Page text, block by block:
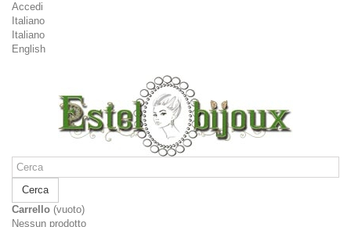
Accedi
Italiano
Italiano
English
Cerca
Carrello (vuoto)
Nessun prodotto